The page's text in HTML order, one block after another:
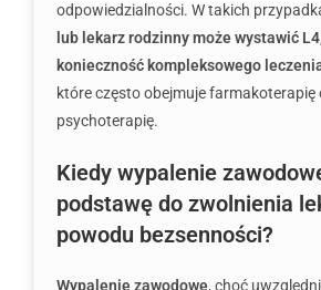
odpowiedzialności. W takich
lub lekarz rodzinny może wystawić
konieczność kompleksowego
które często obejmuje farmakoterapię
psychoterapię.
Kiedy wypalenie
podstawę do zwolnienia
powodu bezsenności?
Wypalenie zawodowe, choć